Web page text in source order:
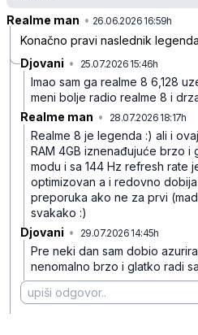
Realme man • 26.06.2026 16:59h
Konačno pravi naslednik
Djovani • 25.07.2026 15:46h
Imao sam ga realme 8 6,128
meni bolje radio realme 8 i
Realme man • 28.07.2026 18:17h
Realme 8 je legenda :) ali i
RAM 4GB iznenađujuće brzo
modu i sa 144 Hz refresh rate
optimizovan a i redovno
preporuka ako ne za prvi
svakako :)
Djovani • 29.07.2026 14:45h
Pre neki dan sam dobio
nenomalno brzo i glatko radi